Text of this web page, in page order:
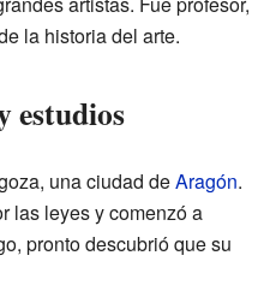
la historia del arte.
estudios
una ciudad deAragón.
las leyes y comenzó a
pronto descubrió que su